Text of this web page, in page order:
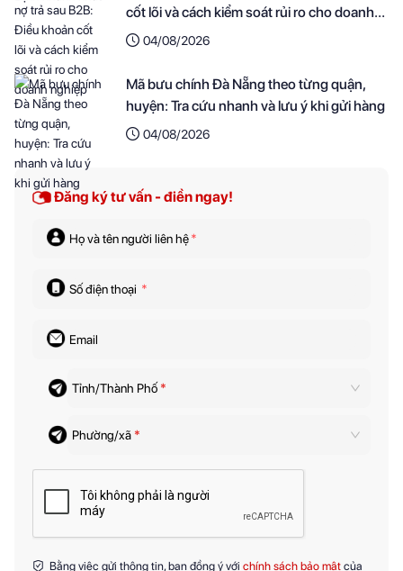
cốt lõi và cách kiểm soát rủi ro cho doanh
nghiệp
04/08/2026
Mã bưu chính Đà Nẵng theo từng quận,
huyện: Tra cứu nhanh và lưu ý khi gửi hàng
04/08/2026
Đăng ký tư vấn - điền ngay!
Họ và tên người liên hệ*
Số điện thoại *
Email
Tỉnh/Thành Phố *
Phường/xã *
Bằng việc gửi thông tin, bạn đồng ý với chính sách bảo mật của